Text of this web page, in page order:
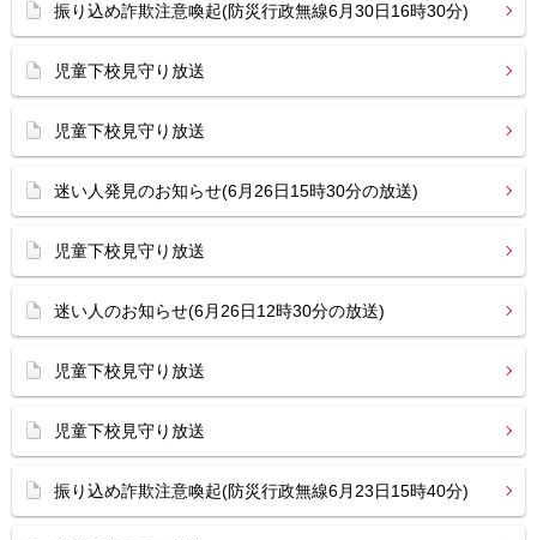
振り込め詐欺注意喚起(防災行政無線6月30日16時30分)
児童下校見守り放送
児童下校見守り放送
迷い人発見のお知らせ(6月26日15時30分の放送)
児童下校見守り放送
迷い人のお知らせ(6月26日12時30分の放送)
児童下校見守り放送
児童下校見守り放送
振り込め詐欺注意喚起(防災行政無線6月23日15時40分)